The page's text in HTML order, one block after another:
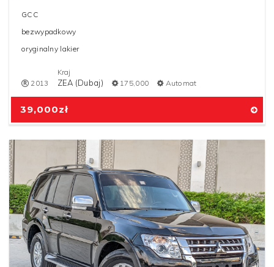
39,000zł
GCC
bezwypadkowy
oryginalny lakier
2013
Kraj
ZEA (Dubaj) 175,000 Automat